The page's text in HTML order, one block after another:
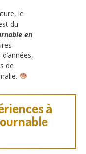
le
du
en
de
à